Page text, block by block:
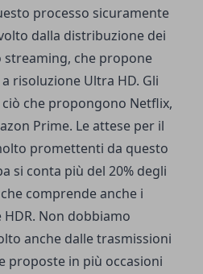
processo sicuramente
dalla distribuzione dei
che propone
risoluzione Ultra HD. Gli
che propongono Netflix,
Prime. Le attese per il
promettenti da questo
si conta più del 20% degli
che comprende anche i
Non dobbiamo
anche dalle trasmissioni
proposte in più occasioni